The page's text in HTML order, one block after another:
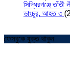
সিদ্ধিরগঞ্জে তাঁতী
ভাংচুর, আহত ৩
ফেসবুকে যুক্ত থাকুন